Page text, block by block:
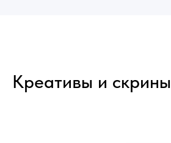
Креативы и скрины